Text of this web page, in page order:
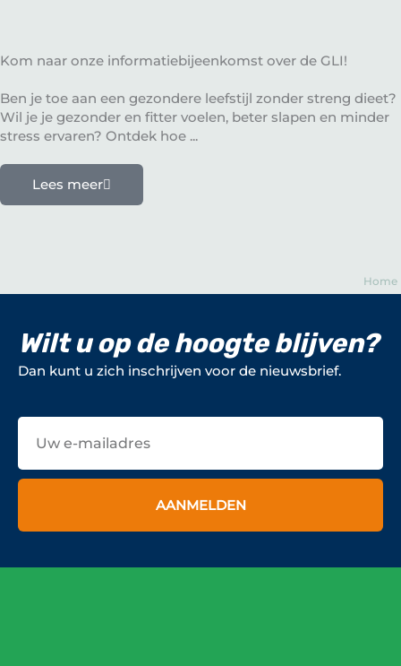
Kom naar onze informatiebijeenkomst over de GLI!
Ben je toe aan een gezondere leefstijl zonder streng dieet?
Wil je je gezonder en fitter voelen, beter slapen en minder
stress ervaren? Ontdek hoe ...
Lees meer
Home
Wilt u op de hoogte blijven?
Dan kunt u zich inschrijven voor de nieuwsbrief.
E-
mailadres
AANMELDEN